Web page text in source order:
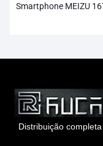
Smartphone MEIZU
Distribuição